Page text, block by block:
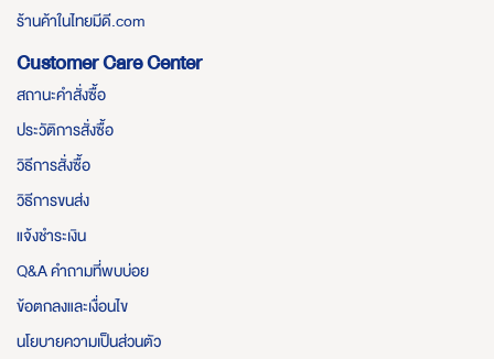
ร้านค้าในไทยมีดี.com
Customer Care Center
สถานะคำสั่งซื้อ
ประวัติการสั่งซื้อ
วิธีการสั่งซื้อ
วิธีการขนส่ง
แจ้งชำระเงิน
Q&A คำถามที่พบบ่อย
ข้อตกลงและเงื่อนไข
นโยบายความเป็นส่วนตัว